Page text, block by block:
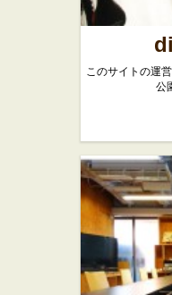
このサイトの運
公